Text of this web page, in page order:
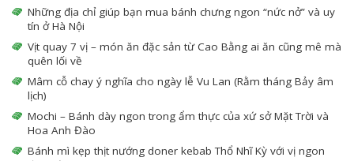
Những địa chỉ giúp bạn mua bánh chưng ngon “nức nở” và uy
tín ở Hà Nội
Vịt quay 7 vị – món ăn đặc sản từ Cao Bằng ai ăn cũng mê mà
quên lối về
Mâm cỗ chay ý nghĩa cho ngày lễ Vu Lan (Rằm tháng Bảy âm
lịch)
Mochi – Bánh dày ngon trong ẩm thực của xứ sở Mặt Trời và
Hoa Anh Đào
Bánh mì kẹp thịt nướng doner kebab Thổ Nhĩ Kỳ với vị ngon